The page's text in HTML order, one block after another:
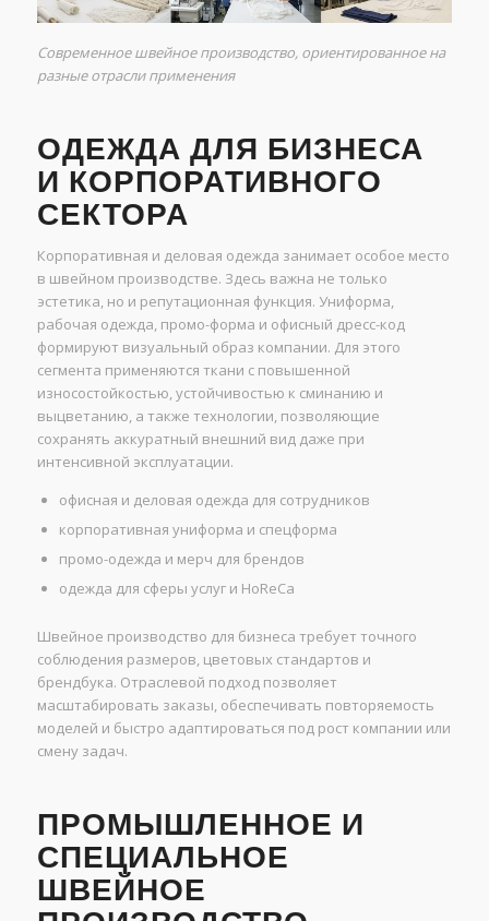
Современное швейное производство, ориентированное на
разные отрасли применения
ОДЕЖДА ДЛЯ БИЗНЕСА
И КОРПОРАТИВНОГО
СЕКТОРА
Корпоративная и деловая одежда занимает особое место
в швейном производстве. Здесь важна не только
эстетика, но и репутационная функция. Униформа,
рабочая одежда, промо-форма и офисный дресс-код
формируют визуальный образ компании. Для этого
сегмента применяются ткани с повышенной
износостойкостью, устойчивостью к сминанию и
выцветанию, а также технологии, позволяющие
сохранять аккуратный внешний вид даже при
интенсивной эксплуатации.
офисная и деловая одежда для сотрудников
корпоративная униформа и спецформа
промо-одежда и мерч для брендов
одежда для сферы услуг и HoReCa
Швейное производство для бизнеса требует точного
соблюдения размеров, цветовых стандартов и
брендбука. Отраслевой подход позволяет
масштабировать заказы, обеспечивать повторяемость
моделей и быстро адаптироваться под рост компании или
смену задач.
ПРОМЫШЛЕННОЕ И
СПЕЦИАЛЬНОЕ
ШВЕЙНОЕ